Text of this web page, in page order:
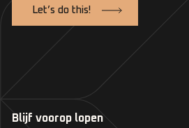
Let’s do this!
Blijf voorop lopen